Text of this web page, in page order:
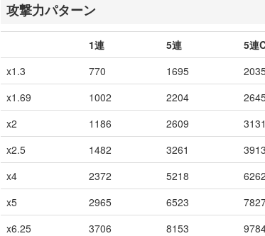
攻撃力パターン
1連 5連 5連
x1.3
770 1695
x1.69
1002 2204
x2
1186 2609 3131
x2.5
1482 3261 3913
x4
2372 5218 6262
x5
2965 6523
x6.25
3706 8153